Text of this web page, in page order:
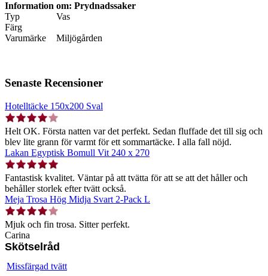
Information om: Prydnadssaker
Typ
Vas
Färg
Varumärke
Miljögården
Senaste Recensioner
Hotelltäcke 150x200 Sval
Helt OK. Första natten var det perfekt. Sedan fluffade det till sig och
blev lite grann för varmt för ett sommartäcke. I alla fall nöjd.
Lakan Egyptisk Bomull Vit 240 x 270
Fantastisk kvalitet. Väntar på att tvätta för att se att det håller och
behåller storlek efter tvätt också.
Meja Trosa Hög Midja Svart 2-Pack L
Mjuk och fin trosa. Sitter perfekt.
Carina
Skötselråd
Missfärgad tvätt